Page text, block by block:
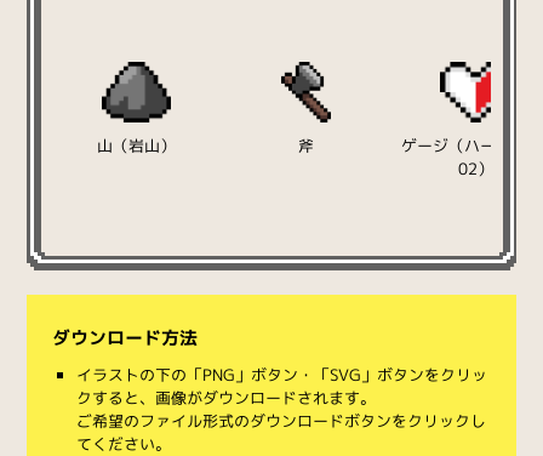
山（岩山） 斧
ゲージ（ハート/半
02）
ダウンロード方法
イラストの下の「PNG」ボタン・「SVG」ボタンをクリッ
クすると、画像がダウンロードされます。
ご希望のファイル形式のダウンロードボタンをクリックし
てください。